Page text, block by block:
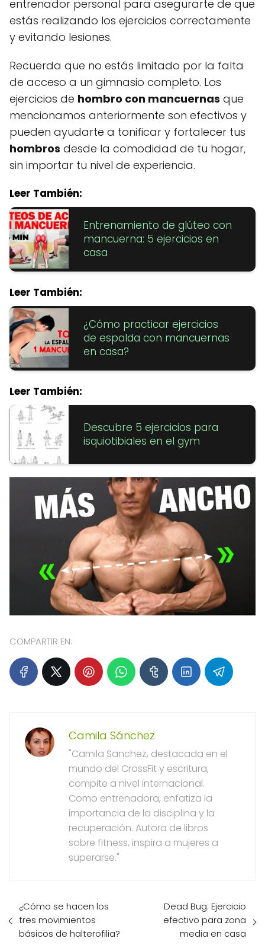
entrenador personal para asegurarte de que
estás realizando los ejercicios correctamente
y evitando lesiones.
Recuerda que no estás limitado por la falta
de acceso a un gimnasio completo. Los
ejercicios de hombro con mancuernas que
mencionamos anteriormente son efectivos y
pueden ayudarte a tonificar y fortalecer tus
hombros desde la comodidad de tu hogar,
sin importar tu nivel de experiencia.
Leer También:
Entrenamiento de glúteo con
mancuerna: 5 ejercicios en
casa
Leer También:
¿Cómo practicar ejercicios
de espalda con mancuernas
en casa?
Leer También:
Descubre 5 ejercicios para
isquiotibiales en el gym
COMPARTIR EN:
Camila Sánchez
"Camila Sanchez, destacada en el
mundo del CrossFit y escritura,
compite a nivel internacional.
Como entrenadora, enfatiza la
importancia de la disciplina y la
recuperación. Autora de libros
sobre fitness, inspira a mujeres a
superarse."
¿Cómo se hacen los
tres movimientos
básicos de halterofilia?
Dead Bug: Ejercicio
efectivo para zona
media en casa